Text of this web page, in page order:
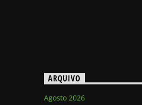
ARQUIVO
Agosto 2026